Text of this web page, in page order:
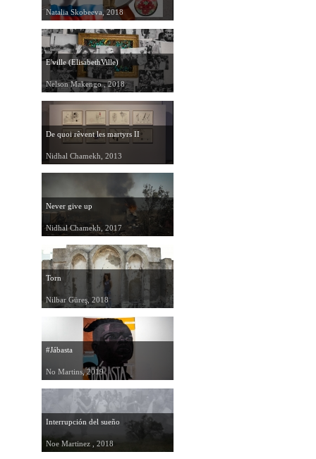
Natalia Skobeeva, 2018
E'ville (ElisabethVille)
Nelson Makengo , 2018
De quoi rêvent les martyrs II
Nidhal Chamekh, 2013
Never give up
Nidhal Chamekh, 2017
Torn
Nilbar Güreş, 2018
#Jábasta
No Martins, 2019
Interrupción del sueño
Noe Martinez , 2018